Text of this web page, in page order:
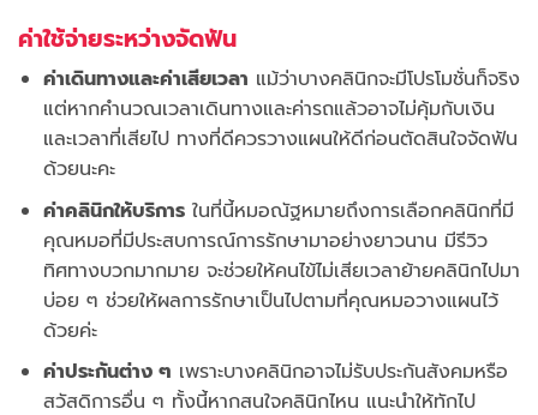
ค่าใช้จ่ายระหว่างจัดฟัน
ค่าเดินทางและค่าเสียเวลา แม้ว่าบางคลินิกจะมีโปรโมชั่นก็จริง
แต่หากคำนวณเวลาเดินทางและค่ารถแล้วอาจไม่คุ้มกับเงิน
และเวลาที่เสียไป ทางที่ดีควรวางแผนให้ดีก่อนตัดสินใจจัดฟัน
ด้วยนะคะ
ค่าคลินิกให้บริการในที่นี้หมอณัฐหมายถึงการเลือกคลินิกที่มี
คุณหมอที่มีประสบการณ์การรักษามาอย่างยาวนาน มีรีวิว
ทิศทางบวกมากมาย จะช่วยให้คนไข้ไม่เสียเวลาย้ายคลินิกไปมา
บ่อย ๆ ช่วยให้ผลการรักษาเป็นไปตามที่คุณหมอวางแผนไว้
ด้วยค่ะ
ค่าประกันต่าง ๆ เพราะบางคลินิกอาจไม่รับประกันสังคมหรือ
สวัสดิการอื่น ๆ ทั้งนี้หากสนใจคลินิกไหน แนะนำให้ทักไป